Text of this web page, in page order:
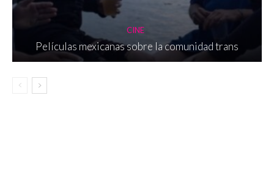
CINE
Películas mexicanas sobre la comunidad trans